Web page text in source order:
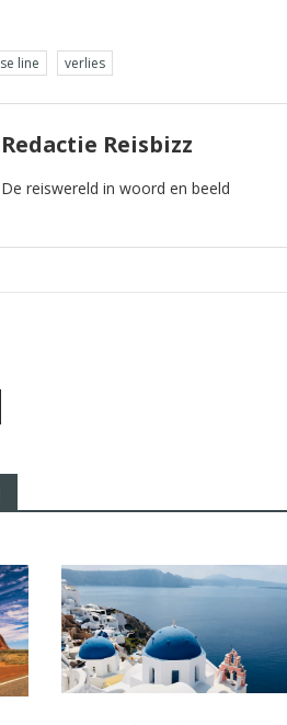
line verlies
Redactie Reisbizz
De reiswereld in woord en beeld